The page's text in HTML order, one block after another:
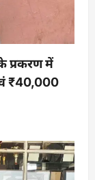
के प्रकरण में
₹40,000